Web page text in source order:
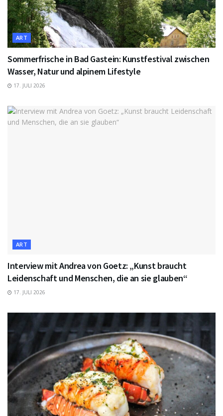
ART
Sommerfrische in Bad Gastein: Kunstfestival zwischen
Wasser, Natur und alpinem Lifestyle
17. JULI 2026
ART
Interview mit Andrea von Goetz: „Kunst braucht
Leidenschaft und Menschen, die an sie glauben“
17. JULI 2026